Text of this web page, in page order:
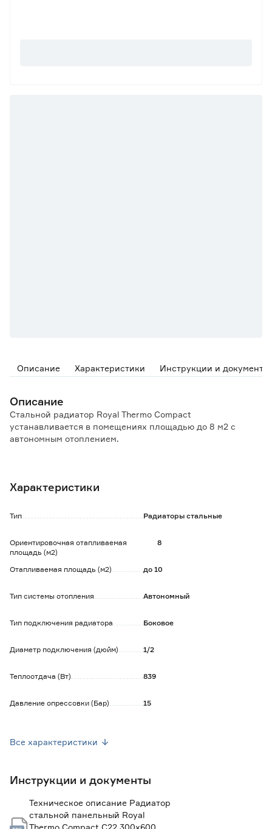
Описание Характеристики Инструкции и документы
Описание
Стальной радиатор Royal Thermo Compact
устанавливается в помещениях площадью до 8 м2 с
автономным отоплением.
- сверхстойкая 5-этапная покраска;
панелями и верхней декоративной решеткой;
При установке радиатора необходимо заменить
комплект поставки).
Характеристики
Тип Радиаторы стальные
Ориентировочная отапливаемая
площадь (м2)
8
Отапливаемая площадь (м2) до 10
Тип системы отопления Автономный
Тип подключения радиатора Боковое
Диаметр подключения (дюйм) 1/2
Теплоотдача (Вт) 839
Давление опрессовки (Бар) 15
Материал Сталь
Комплект поставки
Кронштейны для крепления - 2
шт., заглушка - 1 шт.,
Все характеристики
Инструкции и документы
Техническое описание Радиатор
стальной панельный Royal
Thermo Compact C22 300х600